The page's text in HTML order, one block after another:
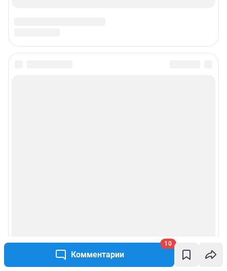
Комментарии
10